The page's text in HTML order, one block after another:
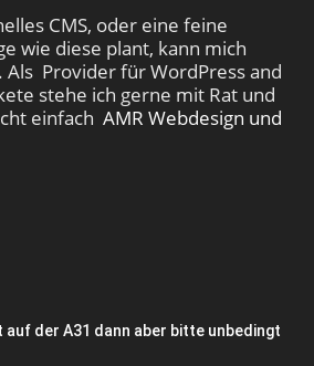
CMS, oder eine feine
wie diese plant, kann mich
Als Provider für WordPress and
stehe ich gerne mit Rat und
einfach AMR Webdesign und
auf der A31 dann aber bitte unbedingt